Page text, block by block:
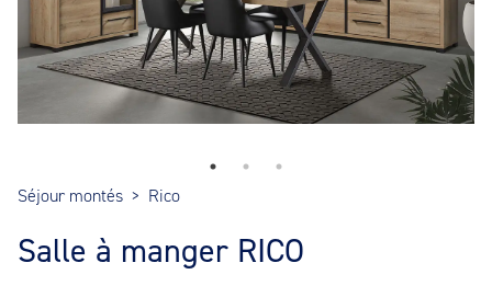
Séjour montés > Rico
Salle à manger RICO